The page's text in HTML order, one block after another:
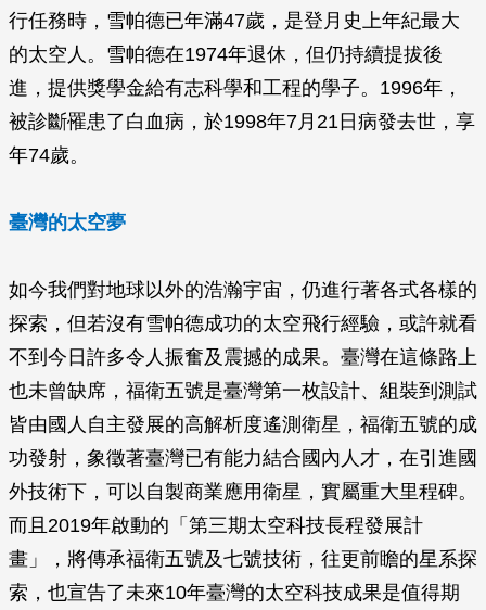
行任務時，雪帕德已年滿47歲，是登月史上年紀最大
的太空人。雪帕德在1974年退休，但仍持續提拔後
進，提供獎學金給有志科學和工程的學子。1996年，
被診斷罹患了白血病，於1998年7月21日病發去世，享
年74歲。
臺灣的太空夢
如今我們對地球以外的浩瀚宇宙，仍進行著各式各樣的
探索，但若沒有雪帕德成功的太空飛行經驗，或許就看
不到今日許多令人振奮及震撼的成果。臺灣在這條路上
也未曾缺席，福衛五號是臺灣第一枚設計、組裝到測試
皆由國人自主發展的高解析度遙測衛星，福衛五號的成
功發射，象徵著臺灣已有能力結合國內人才，在引進國
外技術下，可以自製商業應用衛星，實屬重大里程碑。
而且2019年啟動的「第三期太空科技長程發展計
畫」，將傳承福衛五號及七號技術，往更前瞻的星系探
索，也宣告了未來10年臺灣的太空科技成果是值得期